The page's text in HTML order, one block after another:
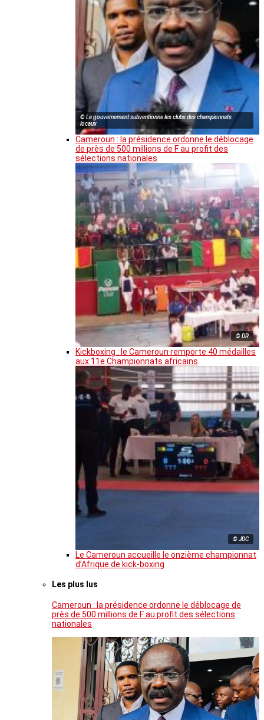
© Le gouvernement subventionne les clubs des championnats
locaux
Cameroun : la présidence ordonne le déblocage
de près de 500 millions de F au profit des
sélections nationales
© DR
Kickboxing : le Cameroun remporte 40 médailles
aux 11e Championnats africains
© JDC
Le Cameroun accueille le onzième championnat
d’Afrique de kick-boxing
Les plus lus
Cameroun : la présidence ordonne le déblocage de
près de 500 millions de F au profit des sélections
nationales